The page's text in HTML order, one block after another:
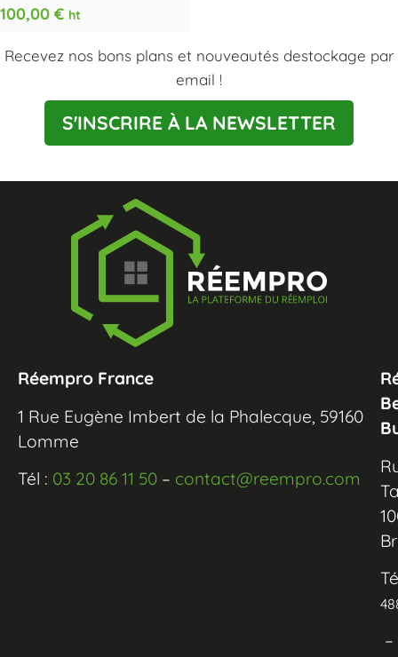
100,00 € ht
Recevez nos bons plans et nouveautés destockage par
email !
S'INSCRIRE À LA NEWSLETTER
Réempro France
1 Rue Eugène Imbert de la Phalecque, 59160
Lomme
Tél : 03 20 86 11 50 – contact@reempro.com
–